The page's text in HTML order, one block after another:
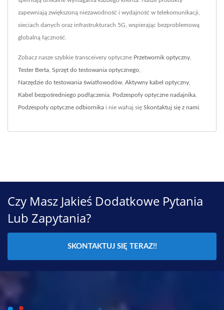
zapewniają zwiększoną niezawodność i wydajność w telekomunikacji,
sieciach danych oraz infrastrukturach 5G, wspierając bezproblemową
globalną łączność.
Zobacz nasze szybkie transceivery optyczne Przetwornik optyczny
Tester Berta Sprzęt do testowania optycznego
Narzędzie do testowania światłowodów Aktywny kabel optyczny
Kabel bezpośredniego podłączenia Podzespoły optyczne nadajnika
Podzespoły optyczne odbiornika i nie wahaj się Skontaktuj się z nami
Czy Masz Jakieś Dodatkowe Pytania
Lub Zapytania?
SKONTAKTUJ SIĘ TERAZ!!